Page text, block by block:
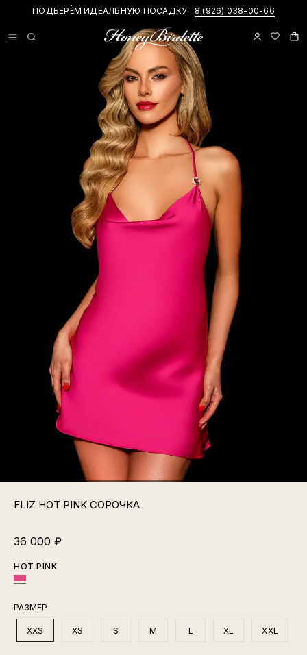
ПОДБЕРЁМ ИДЕАЛЬНУЮ ПОСАДКУ: 8 (926) 038-00-66
ELIZ HOT PINK СОРОЧКА
36 000 ₽
HOT PINK
РАЗМЕР
XXS XS S M L XL XXL